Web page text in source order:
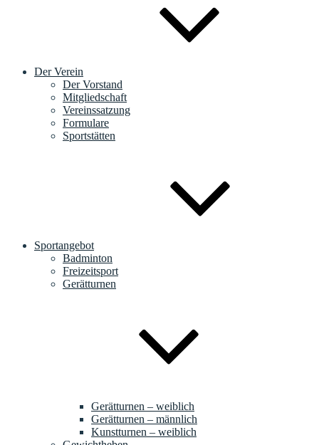
Der Verein
Der Vorstand
Mitgliedschaft
Vereinssatzung
Formulare
Sportstätten
Sportangebot
Badminton
Freizeitsport
Gerätturnen
Gerätturnen – weiblich
Gerätturnen – männlich
Kunstturnen – weiblich